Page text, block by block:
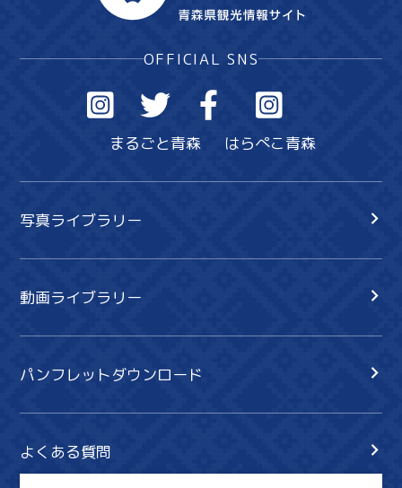
OFFICIAL SNS
まるごと青森 はらぺこ青森
写真ライブラリー
動画ライブラリー
パンフレットダウンロード
よくある質問